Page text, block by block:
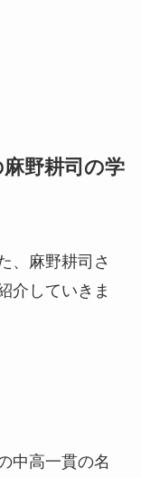
野耕司の学
、麻野耕司さ
介していきま
中高一貫の名